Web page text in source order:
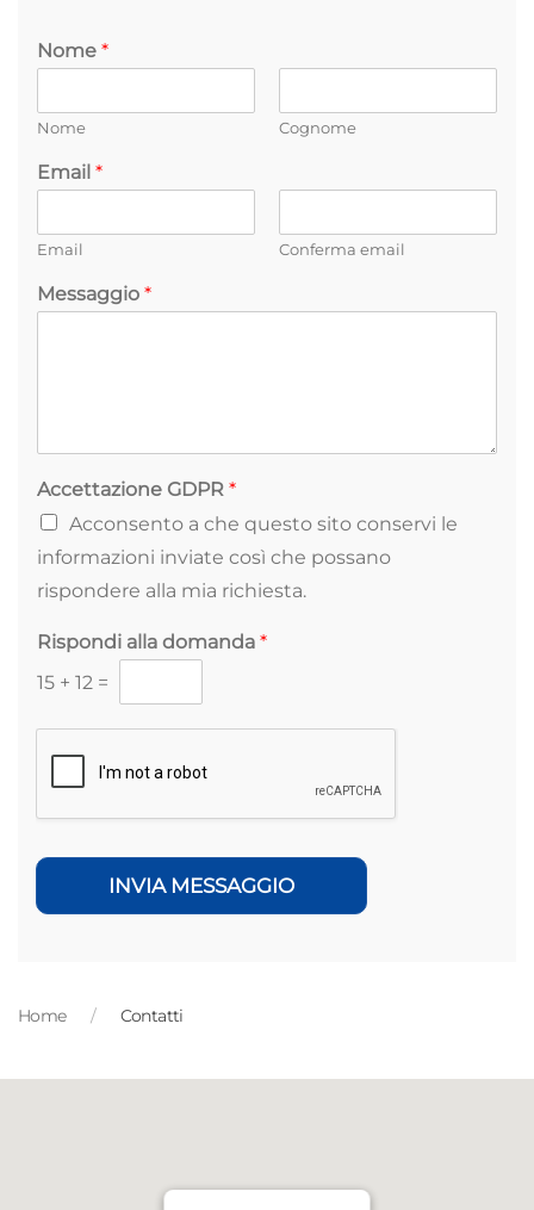
Nome *
Nome Cognome
Email *
Email Conferma email
Messaggio *
Accettazione GDPR *
Acconsento a che questo sito conservi le
informazioni inviate così che possano
rispondere alla mia richiesta.
Rispondi alla domanda *
15 + 12 =
INVIA MESSAGGIO
Home Contatti